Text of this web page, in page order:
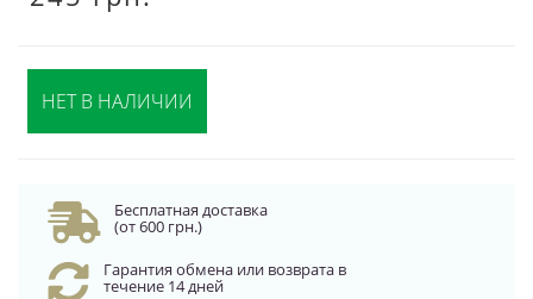
НЕТ В НАЛИЧИИ
Бесплатная доставка
(от 600 грн.)
Гарантия обмена или возврата в
течение 14 дней